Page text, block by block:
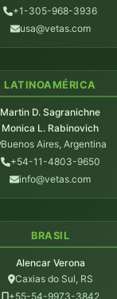
+1-305-968-3936
usa@vetas.com
LATINOAMÉRICA
Martin D. Sagranichne
Monica L. Rabinovich
Buenos Aires, Argentina
+54-11-4803-9650
info@vetas.com
BRASIL
Alencar Verona
Caxias do Sul, RS
+55-54-9973-3842